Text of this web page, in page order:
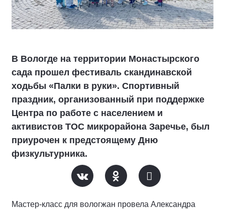
В Вологде на территории Монастырского
сада прошел фестиваль скандинавской
ходьбы «Палки в руки». Спортивный
праздник, организованный при поддержке
Центра по работе с населением и
активистов ТОС микрорайона Заречье, был
приурочен к предстоящему Дню
физкультурника.
Мастер-класс для вологжан провела Александра